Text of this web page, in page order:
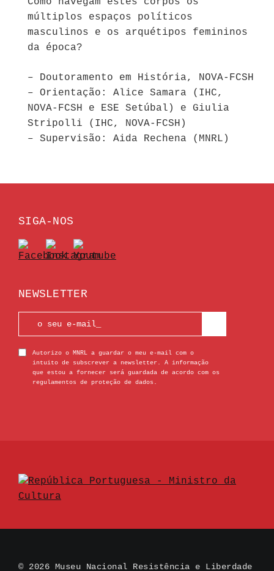
múltiplos espaços políticos
masculinos e os arquétipos femininos
da época?
– Doutoramento em História, NOVA-FCSH
– Orientação: Alice Samara (IHC,
NOVA-FCSH e ESE Setúbal) e Giulia
Stripolli (IHC, NOVA-FCSH)
– Supervisão: Aida Rechena (MNRL)
SIGA-NOS
NEWSLETTER
Autorizo o MNRL a guardar o meu e-mail com o
intuito de subscrever a newsletter. A informação
que estou a fornecer será guardada de acordo com os
regulamentos de proteção de dados.
© 2026 Museu Nacional Resistência e Liberdade